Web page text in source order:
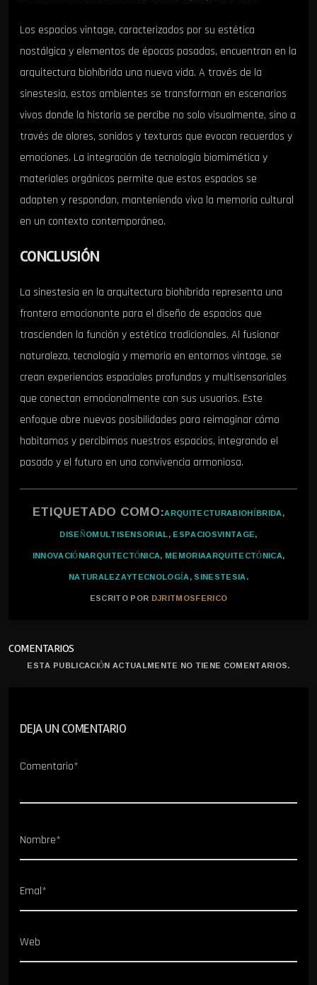
Los espacios vintage, caracterizados por su estética
nostálgica y elementos de épocas pasadas, encuentran en la
arquitectura biohíbrida una nueva vida. A través de la
sinestesia, estos ambientes se transforman en escenarios
vivos donde la historia se percibe no solo visualmente, sino a
través de olores, sonidos y texturas que evocan recuerdos y
emociones. La integración de tecnología biomimética y
materiales orgánicos permite que estos espacios se
adapten y respondan, manteniendo viva la memoria cultural
en un contexto contemporáneo.
CONCLUSIÓN
La sinestesia en la arquitectura biohíbrida representa una
frontera emocionante para el diseño de espacios que
trascienden la función y estética tradicionales. Al fusionar
naturaleza, tecnología y memoria en entornos vintage, se
crean experiencias espaciales profundas y multisensoriales
que conectan emocionalmente con sus usuarios. Este
enfoque abre nuevas posibilidades para reimaginar cómo
habitamos y percibimos nuestros espacios, integrando el
pasado y el futuro en una convivencia armoniosa.
ETIQUETADO COMO:ARQUITECTURABIOHÍBRIDA,
DISEÑOMULTISENSORIAL,ESPACIOSVINTAGE,
INNOVACIÓNARQUITECTÓNICA, MEMORIAARQUITECTÓNICA,
NATURALEZAYTECNOLOGÍA,SINESTESIA.
ESCRITO POR DJRITMOSFERICO
COMENTARIOS
ESTA PUBLICACIÓN ACTUALMENTE NO TIENE COMENTARIOS.
DEJA UN COMENTARIO
Comentario*
Nombre*
Emal*
Web